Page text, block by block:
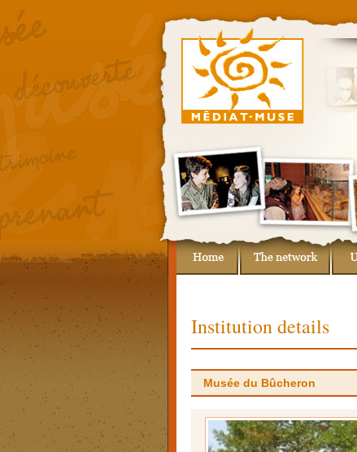
Institution details
Musée du Bûcheron